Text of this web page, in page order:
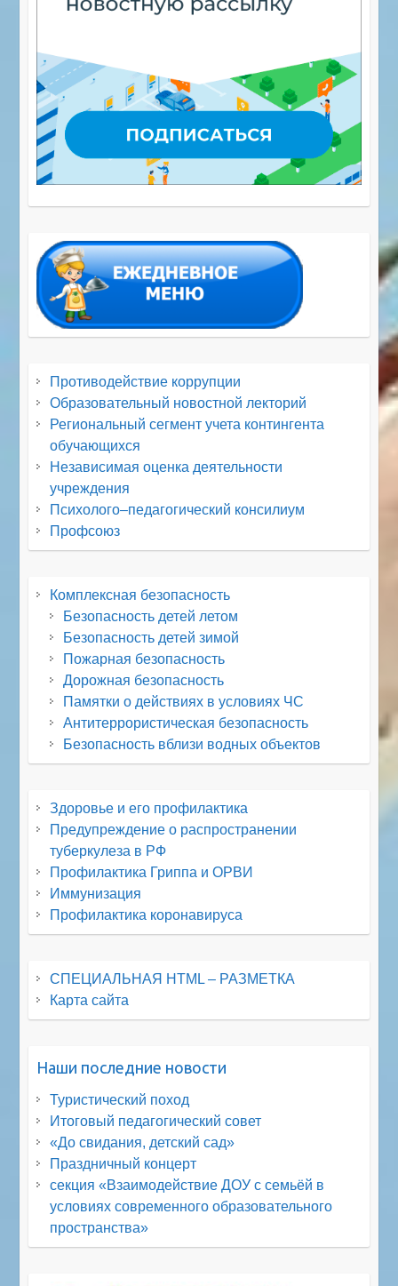
Противодействие коррупции
Образовательный новостной лекторий
Региональный сегмент учета контингента
обучающихся
Независимая оценка деятельности
учреждения
Психолого–педагогический консилиум
Профсоюз
Комплексная безопасность
Безопасность детей летом
Безопасность детей зимой
Пожарная безопасность
Дорожная безопасность
Памятки о действиях в условиях ЧС
Антитеррористическая безопасность
Безопасность вблизи водных объектов
Здоровье и его профилактика
Предупреждение о распространении
туберкулеза в РФ
Профилактика Гриппа и ОРВИ
Иммунизация
Профилактика коронавируса
СПЕЦИАЛЬНАЯ HTML – РАЗМЕТКА
Карта сайта
Наши последние новости
Туристический поход
Итоговый педагогический совет
«До свидания, детский сад»
Праздничный концерт
секция «Взаимодействие ДОУ с семьёй в
условиях современного образовательного
пространства»